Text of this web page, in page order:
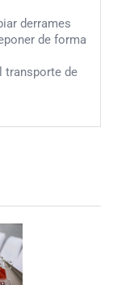
derrames
de forma
transporte de